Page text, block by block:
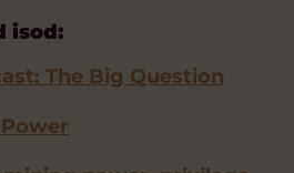
isod:
The Big Question